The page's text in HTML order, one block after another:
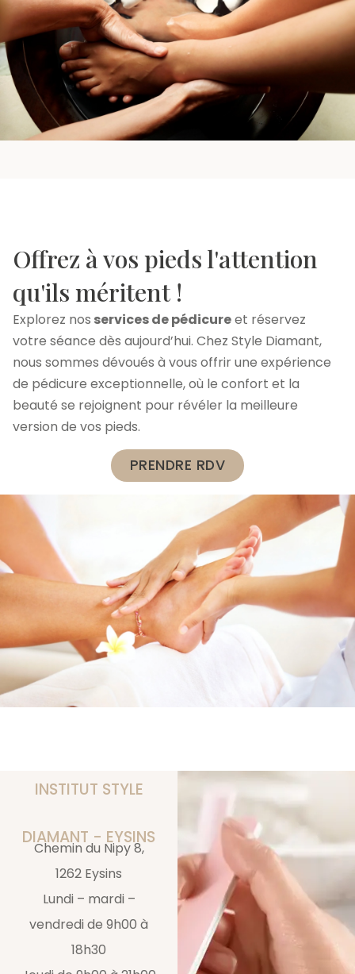
Offrez à vos pieds l'attention
qu'ils méritent !
Explorez nos services de pédicureet réservez
votre séance dès aujourd’hui. Chez Style Diamant,
nous sommes dévoués à vous offrir une expérience
de pédicure exceptionnelle, où le confort et la
beauté se rejoignent pour révéler la meilleure
version de vos pieds.
PRENDRE RDV
INSTITUT STYLE
DIAMANT - EYSINS
Chemin du Nipy 8,
1262 Eysins
Lundi – mardi –
vendredi de 9h00 à
18h30